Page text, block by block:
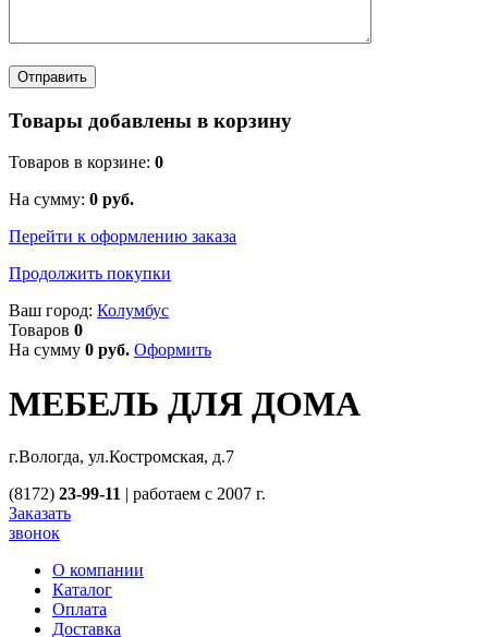
Товары добавлены в корзину
Товаров в корзине: 0
На сумму: 0 руб.
Перейти к оформлению заказа
Продолжить покупки
Ваш город: Колумбус
Товаров 0
На сумму 0 руб. Оформить
МЕБЕЛЬ ДЛЯ ДОМА
г.Вологда, ул.Костромская, д.7
(8172) 23-99-11 | работаем с 2007 г.
Заказать
звонок
О компании
Каталог
Оплата
Доставка